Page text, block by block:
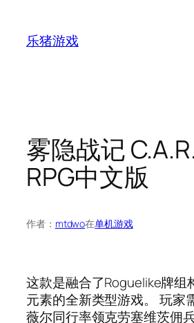
乐猪游戏
雾隐战记
RPG中文版
作者： mtdwo在单机游戏
这款是融合了Roguelike牌组
元素的全新类型游戏。 玩家
薇尔同行率领克劳塞维茨佣